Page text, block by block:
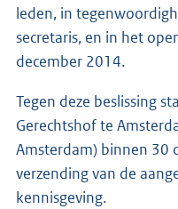
leden, in
secretaris, en in het
december 2014.
Tegen deze beslissing
Gerechtshof te
Amsterdam) binnen 30
verzending van de
kennisgeving.